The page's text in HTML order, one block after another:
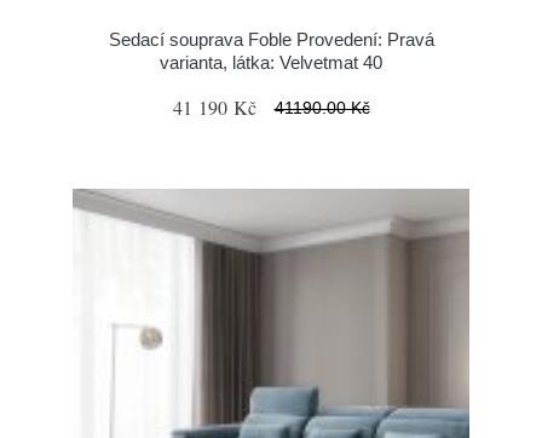
Sedací souprava Foble Provedení: Pravá
varianta, látka: Velvetmat 40
41 190 Kč 41190.00 Kč